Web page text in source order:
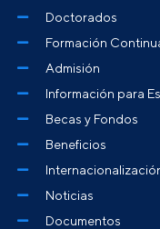
Doctorados
Formación
Admisión
Información para
Becas y Fondos
Beneficios
Noticias
Documentos